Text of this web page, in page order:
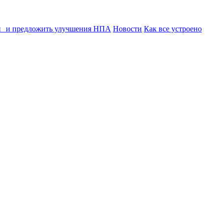
и предложить улучшения НПА Новости Как все устроено